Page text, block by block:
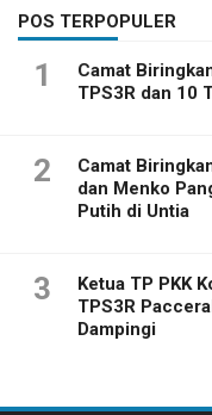
POS TERPOPULER
1
Camat
TPS3R dan 10
2
Camat
dan Menko
Putih di Untia
3
Ketua TP PKK
TPS3R
Dampingi